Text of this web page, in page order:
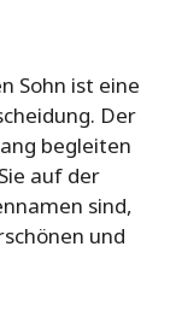
Sohn ist eine
Der
begleiten
auf der
sind,
und